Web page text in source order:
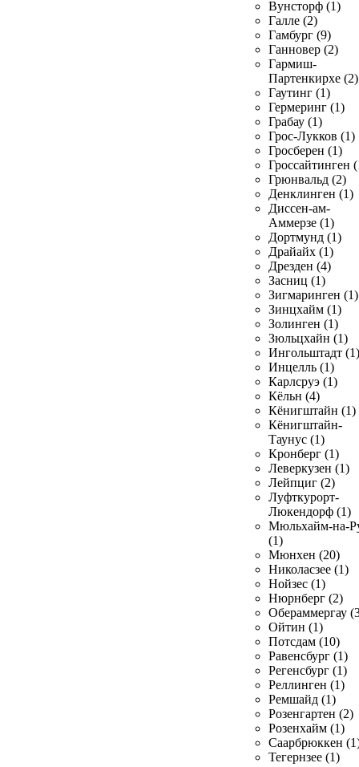
Вунсторф (1)
Галле (2)
Гамбург (9)
Ганновер (2)
Гармиш-
Партенкирхе (2)
Гаутинг (1)
Гермеринг (1)
Грабау (1)
Грос-Лукков (1)
Гросберен (1)
Гроссайтинген
Грюнвальд (2)
Денклинген (1)
Диссен-ам-
Аммерзе (1)
Дортмунд (1)
Драйайх (1)
Дрезден (4)
Засниц (1)
Зигмаринген (1)
Зинцхайм (1)
Золинген (1)
Зюльцхайн (1)
Ингольштадт (1)
Инцелль (1)
Карлсруэ (1)
Кёльн (4)
Кёнигштайн (1)
Кёнигштайн-
Таунус (1)
Кронберг (1)
Леверкузен (1)
Лейпциг (2)
Луфткурорт-
Люкендорф (1)
Мюльхайм-на-
(1)
Мюнхен (20)
Николасзее (1)
Нойзес (1)
Нюрнберг (2)
Обераммергау
Ойтин (1)
Потсдам (10)
Равенсбург (1)
Регенсбург (1)
Реллинген (1)
Ремшайд (1)
Розенгартен (2)
Розенхайм (1)
Саарбрюккен
Тегернзее (1)